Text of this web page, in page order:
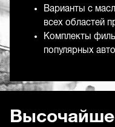
Варианты с
всех областей
Комплекты
популярных